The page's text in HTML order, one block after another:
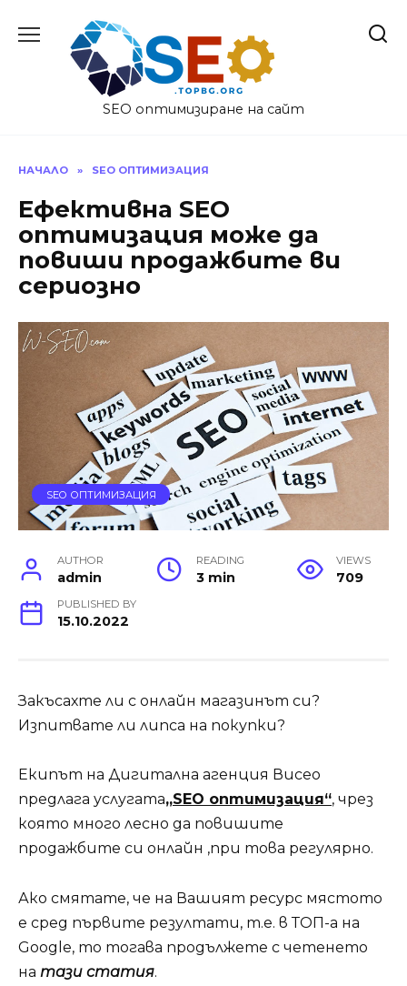
SEO оптимизиране на сайт
НАЧАЛО » SEO ОПТИМИЗАЦИЯ
Ефективна SEO
оптимизация може да
повиши продажбите ви
сериозно
SEO ОПТИМИЗАЦИЯ
AUTHOR
admin
READING
3 min
VIEWS
709
PUBLISHED BY
15.10.2022
Закъсахте ли с онлайн магазинът си?
Изпитвате ли липса на покупки?
Екипът на Дигитална агенция Висео
предлага услугата„SEO оптимизация“, чрез
която много лесно да повишите
продажбите си онлайн ,при това регулярно.
Ако смятате, че на Вашият ресурс мястото
е сред първите резултати, т.е. в ТОП-а на
Google, то тогава продължете с четенето
на тази статия.